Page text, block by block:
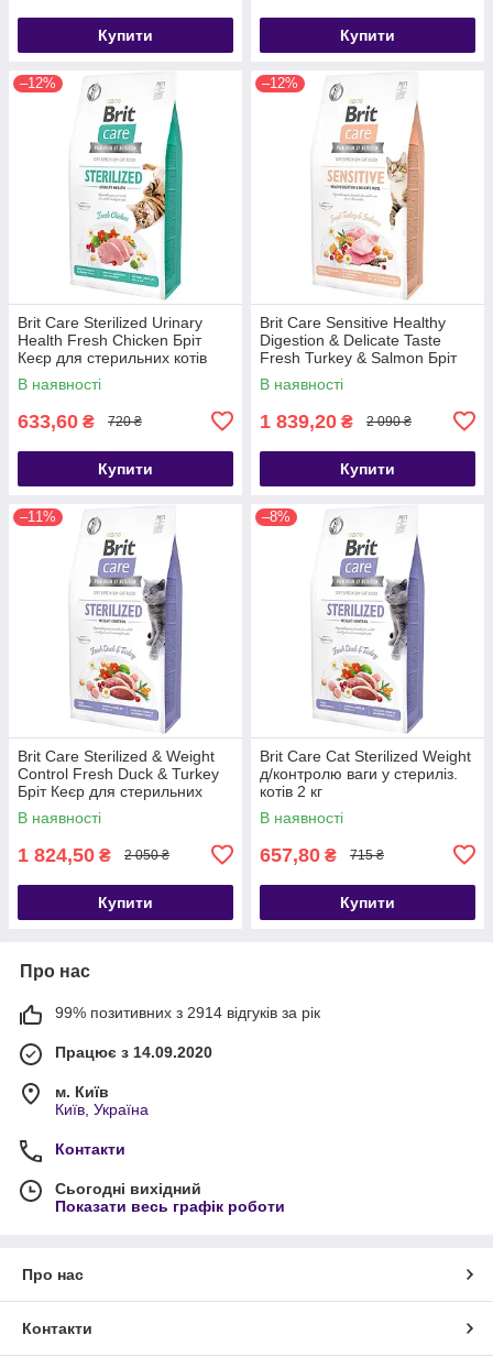
Купити Купити
–12%
Brit Care Sterilized Urinary
Health Fresh Chicken Бріт
Кеєр для стерильних котів
Урінарі курка 2кг
В наявності
633,60 ₴ 720 ₴
Купити
–12%
Brit Care Sensitive Healthy
Digestion & Delicate Taste
Fresh Turkey & Salmon Бріт
Кеєр для котів 7кг
В наявності
1 839,20 ₴ 2 090 ₴
Купити
–11%
Brit Care Sterilized & Weight
Control Fresh Duck & Turkey
Бріт Кеєр для стерильних
котів 7кг
В наявності
1 824,50 ₴ 2 050 ₴
Купити
–8%
Brit Care Cat Sterilized Weight
д/контролю ваги у стериліз.
котів 2 кг
В наявності
657,80 ₴ 715 ₴
Купити
Про нас
99% позитивних з 2914 відгуків за рік
Працює з 14.09.2020
м. Київ
Київ, Україна
Контакти
Сьогодні вихідний
Показати весь графік роботи
Про нас
Контакти